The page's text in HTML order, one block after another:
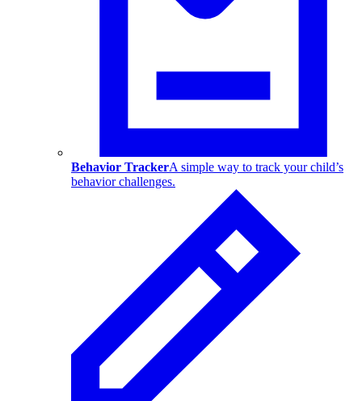
Behavior TrackerA simple way to track your child’s
behavior challenges.